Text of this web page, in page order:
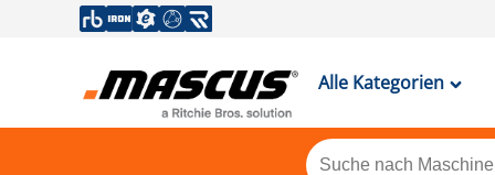
Alle Kategorien